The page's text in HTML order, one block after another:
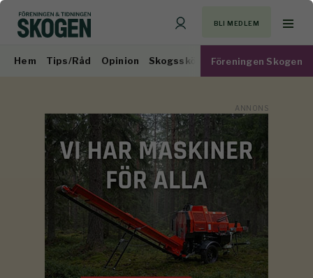
BLI MEDLEM
Hem Tips/Råd Opinion Skogsskötsel Virkesmarknad
Föreningen Skogen